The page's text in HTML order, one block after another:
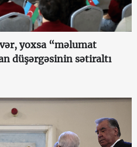
yoxsa “məlumat
düşərgəsinin sətiraltı